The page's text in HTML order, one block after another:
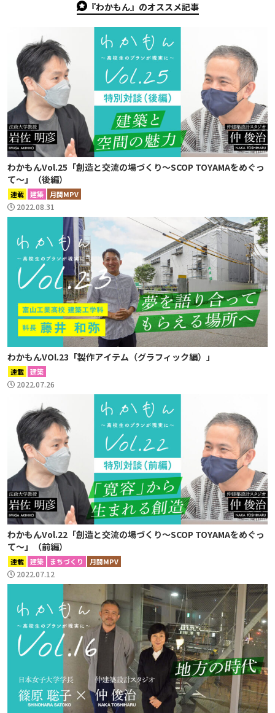
『わかもん』のオススメ記事
わかもんVol.25「創造と交流の場づくり〜SCOP TOYAMAをめぐっ
て〜」（後編）
連載 建築 月間MPV
2022.08.31
わかもんVOl.23「製作アイテム（グラフィック編）」
連載 建築
2022.07.26
わかもんVol.22「創造と交流の場づくり〜SCOP TOYAMAをめぐっ
て〜」（前編）
連載 建築 まちづくり 月間MPV
2022.07.12